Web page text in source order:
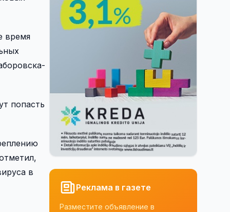
время
попасть
в
Реклама в газете
Разместите объявление в